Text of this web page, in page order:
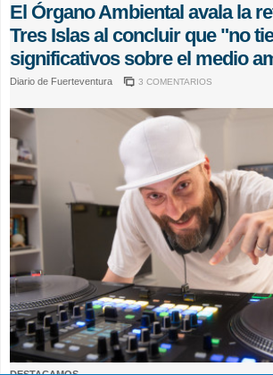
El Órgano Ambiental avala la
Tres Islas al concluir que "no
significativos sobre el medio
Diario de Fuerteventura 3 COMENTARIOS